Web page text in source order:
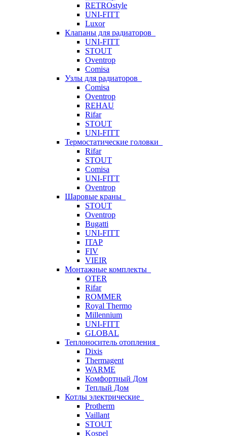
RETROstyle
UNI-FITT
Luxor
Клапаны для радиаторов
UNI-FITT
STOUT
Oventrop
Comisa
Узлы для радиаторов
Comisa
Oventrop
REHAU
Rifar
STOUT
UNI-FITT
Термостатические головки
Rifar
STOUT
Comisa
UNI-FITT
Oventrop
Шаровые краны
STOUT
Oventrop
Bugatti
UNI-FITT
ITAP
FIV
VIEIR
Монтажные комплекты
OTER
Rifar
ROMMER
Royal Thermo
Millennium
UNI-FITT
GLOBAL
Теплоноситель отопления
Dixis
Thermagent
WARME
Комфортный Дом
Теплый Дом
Котлы электрические
Protherm
Vaillant
STOUT
Kospel